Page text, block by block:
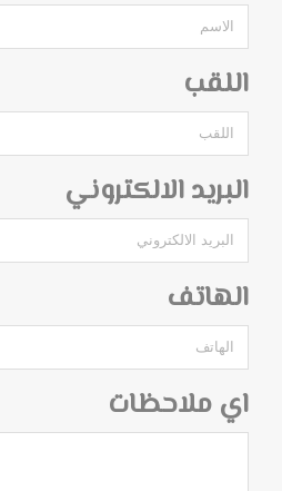
اللقب
البريد الالكتروني
الهاتف
اي ملاحظات